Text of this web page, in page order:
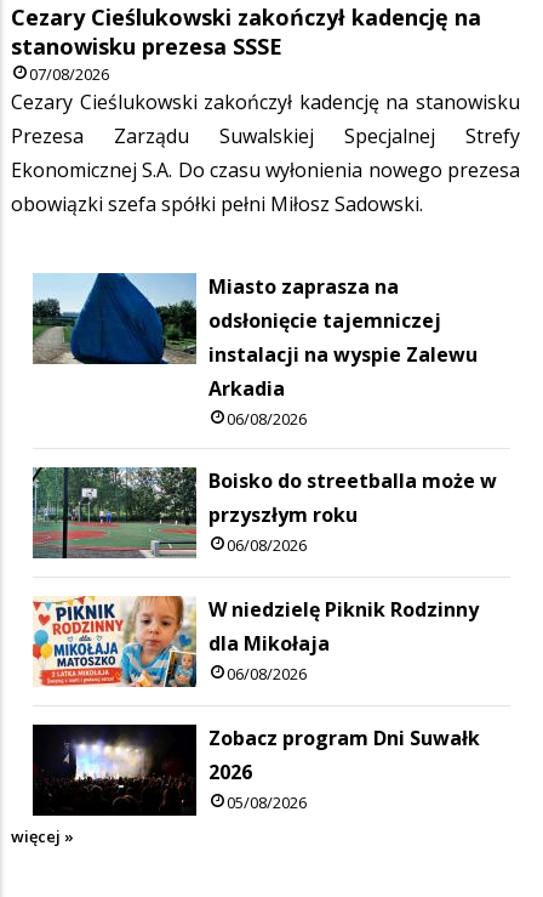
Cezary Cieślukowski zakończył kadencję na
stanowisku prezesa SSSE
07/08/2026
Cezary Cieślukowski zakończył kadencję na stanowisku
Prezesa Zarządu Suwalskiej Specjalnej Strefy
Ekonomicznej S.A. Do czasu wyłonienia nowego prezesa
obowiązki szefa spółki pełni Miłosz Sadowski.
Miasto zaprasza na
odsłonięcie tajemniczej
instalacji na wyspie Zalewu
Arkadia
06/08/2026
Boisko do streetballa może w
przyszłym roku
06/08/2026
W niedzielę Piknik Rodzinny
dla Mikołaja
06/08/2026
Zobacz program Dni Suwałk
2026
05/08/2026
więcej »